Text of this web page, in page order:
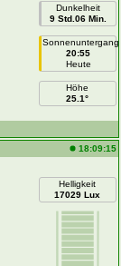
Dunkelheit
9 Std.06 Min.
Sonnenuntergang
20:55
Heute
Höhe
25.1°
18:09:15
Helligkeit
17029 Lux